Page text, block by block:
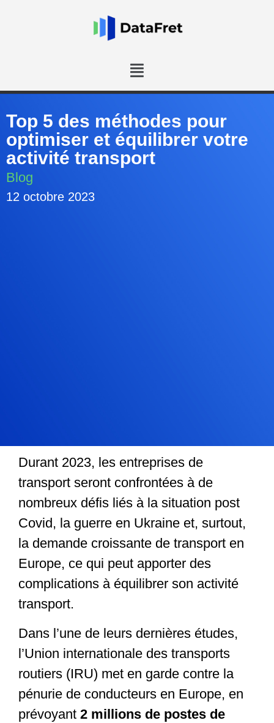
Top 5 des méthodes pour
optimiser et équilibrer votre
activité transport
Blog
12 octobre 2023
Durant 2023, les entreprises de
transport seront confrontées à de
nombreux défis liés à la situation post
Covid, la guerre en Ukraine et, surtout,
la demande croissante de transport en
Europe, ce qui peut apporter des
complications à équilibrer son activité
transport.
Dans l’une de leurs dernières études,
l’Union internationale des transports
routiers (IRU) met en garde contre la
pénurie de conducteurs en Europe, en
prévoyant 2 millions de postes de